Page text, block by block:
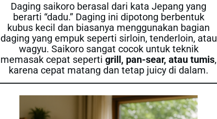
Daging saikoro berasal dari kata Jepang yang
berarti “dadu.” Daging ini dipotong berbentuk
kubus kecil dan biasanya menggunakan bagian
daging yang empuk seperti sirloin, tenderloin, atau
wagyu. Saikoro sangat cocok untuk teknik
memasak cepat seperti grill, pan-sear, atau tumis,
karena cepat matang dan tetap juicy di dalam.